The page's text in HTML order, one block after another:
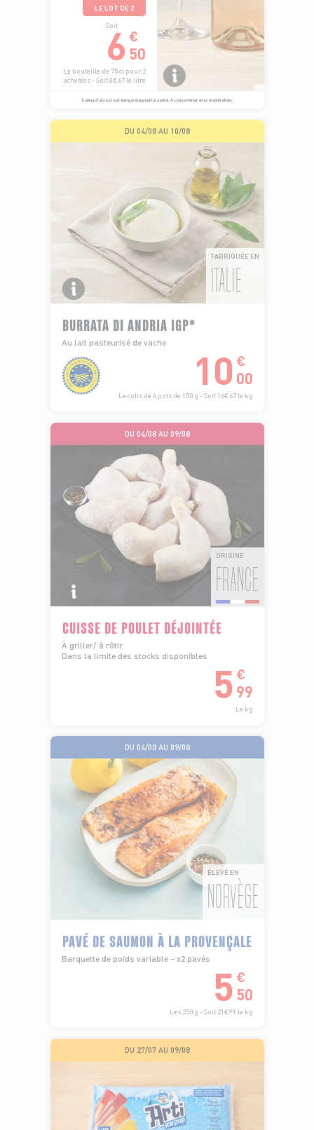
LE LOT DE 2
Soit
6 €
50
La bouteille de 75 cl pour 2
achetées - Soit 8€67 le litre
L’abus d’alcool est dangereux pour la santé. À consommer avec modération.
DU 04/08 AU 10/08
FABRIQUÉE EN
ITALIE
BURRATA DI ANDRIA IGP*
Au lait pasteurisé de vache
10 €
00
Le colis de 4 pots de 150 g - Soit 16€67 le kg
DU 04/08 AU 09/08
ORIGINE
FRANCE
CUISSE DE POULET DÉJOINTÉE
À griller/ à rôtir
Dans la limite des stocks disponibles
5 €
99
Le kg
DU 04/08 AU 09/08
ÉLEVÉ EN
NORVÈGE
PAVÉ DE SAUMON À LA PROVENÇALE
Barquette de poids variable - x2 pavés
5 €
50
Les 250 g - Soit 21€99 le kg
DU 27/07 AU 09/08